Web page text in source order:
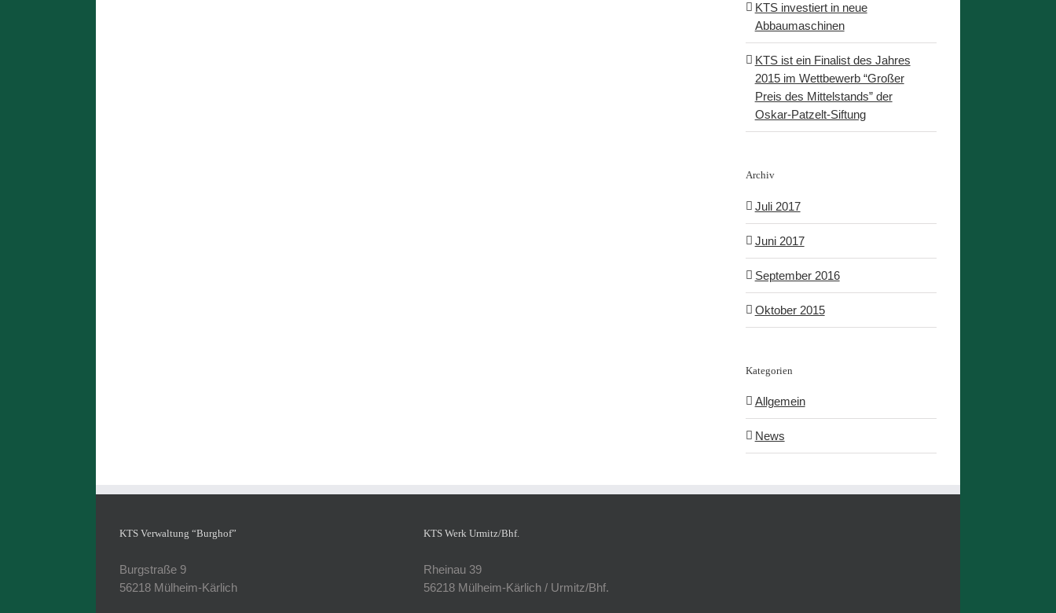
KTS investiert in neue
Abbaumaschinen
KTS ist ein Finalist des Jahres
2015 im Wettbewerb “Großer
Preis des Mittelstands” der
Oskar-Patzelt-Siftung
Archiv
Juli 2017
Juni 2017
September 2016
Oktober 2015
Kategorien
Allgemein
News
KTS Verwaltung “Burghof”
Burgstraße 9
56218 Mülheim-Kärlich
KTS Werk Urmitz/Bhf.
Rheinau 39
56218 Mülheim-Kärlich / Urmitz/Bhf.